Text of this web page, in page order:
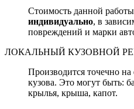
Стоимость данной работы
индивидуально, в
повреждений и марки
ЛОКАЛЬНЫЙ КУЗОВНОЙ
Производится точечно на
кузова. Это могут быть:
крылья, крыша, капот.